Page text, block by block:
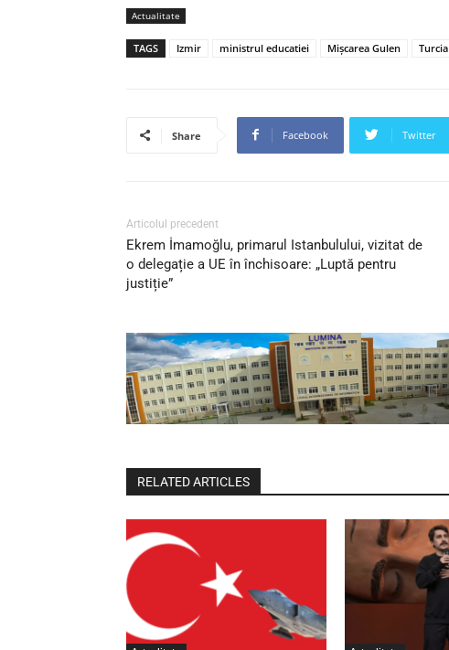
Actualitate
TAGS Izmir ministrul educatiei Mișcarea Gulen Turcia
Share Facebook Twitter
Articolul precedent
Ekrem İmamoğlu, primarul Istanbulului, vizitat de
o delegație a UE în închisoare: „Luptă pentru
justiție”
RELATED ARTICLES